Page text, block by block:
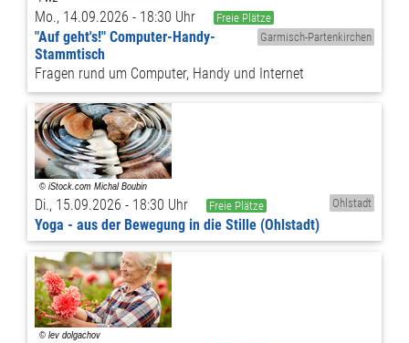
Mo., 14.09.2026 - 18:30 Uhr
Freie Plätze
Garmisch-Partenkirchen
"Auf geht's!" Computer-Handy-
Stammtisch
Fragen rund um Computer, Handy und Internet
Di., 15.09.2026 - 18:30 Uhr Freie Plätze Ohlstadt
Yoga - aus der Bewegung in die Stille (Ohlstadt)